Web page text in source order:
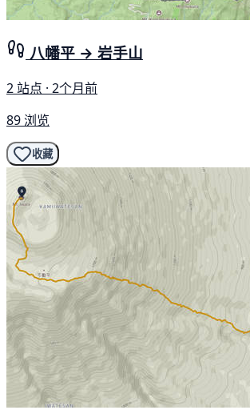
八幡平 → 岩手山
2 站点 · 2个月前
89 浏览
收藏